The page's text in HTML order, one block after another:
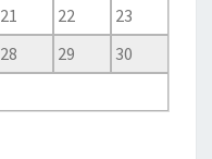
21 22
23
28 29
30